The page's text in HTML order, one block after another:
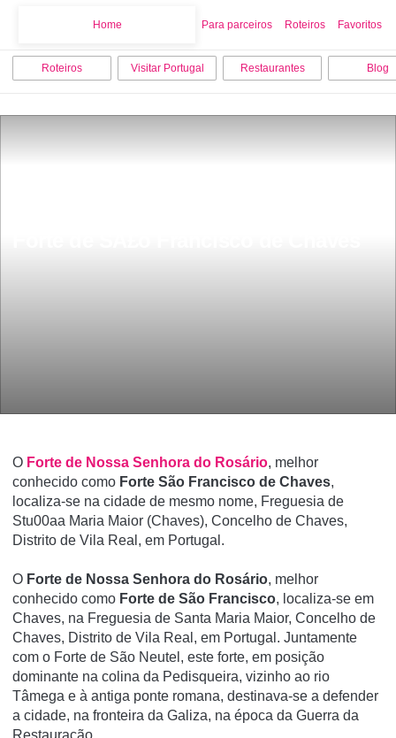
Home Para parceiros Roteiros Favoritos
Roteiros Visitar Portugal Restaurantes Blog
O Forte de Nossa Senhora do Rosário, melhor
conhecido como Forte São Francisco de Chaves,
localiza-se na cidade de mesmo nome, Freguesia de
Stu00aa Maria Maior (Chaves), Concelho de Chaves,
Distrito de Vila Real, em Portugal.
O Forte de Nossa Senhora do Rosário, melhor
conhecido como Forte de São Francisco, localiza-se em
Chaves, na Freguesia de Santa Maria Maior, Concelho de
Chaves, Distrito de Vila Real, em Portugal. Juntamente
com o Forte de São Neutel, este forte, em posição
dominante na colina da Pedisqueira, vizinho ao rio
Tâmega e à antiga ponte romana, destinava-se a defender
a cidade, na fronteira da Galiza, na época da Guerra da
Restauração.